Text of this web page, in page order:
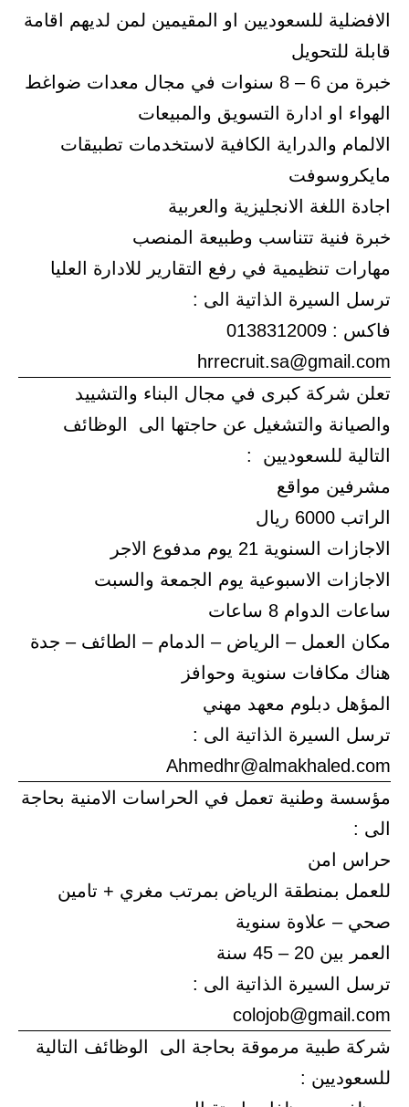
الافضلية للسعوديين او المقيمين لمن لديهم اقامة
قابلة للتحويل
خبرة من 6 – 8 سنوات في مجال معدات ضواغط
الهواء او ادارة التسويق والمبيعات
الالمام والدراية الكافية لاستخدمات تطبيقات
مايكروسوفت
اجادة اللغة الانجليزية والعربية
خبرة فنية تتناسب وطبيعة المنصب
مهارات تنظيمية في رفع التقارير للادارة العليا
ترسل السيرة الذاتية الى :
فاكس : 0138312009
hrrecruit.sa@gmail.com
تعلن شركة كبرى في مجال البناء والتشييد
والصيانة والتشغيل عن حاجتها الى الوظائف
التالية للسعوديين :
مشرفين مواقع
الراتب 6000 ريال
الاجازات السنوية 21 يوم مدفوع الاجر
الاجازات الاسبوعية يوم الجمعة والسبت
ساعات الدوام 8 ساعات
مكان العمل – الرياض – الدمام – الطائف – جدة
هناك مكافات سنوية وحوافز
المؤهل دبلوم معهد مهني
ترسل السيرة الذاتية الى :
Ahmedhr@almakhaled.com
مؤسسة وطنية تعمل في الحراسات الامنية بحاجة
الى :
حراس امن
للعمل بمنطقة الرياض بمرتب مغري + تامين
صحي – علاوة سنوية
العمر بين 20 – 45 سنة
ترسل السيرة الذاتية الى :
colojob@gmail.com
شركة طبية مرموقة بحاجة الى الوظائف التالية
للسعوديين :